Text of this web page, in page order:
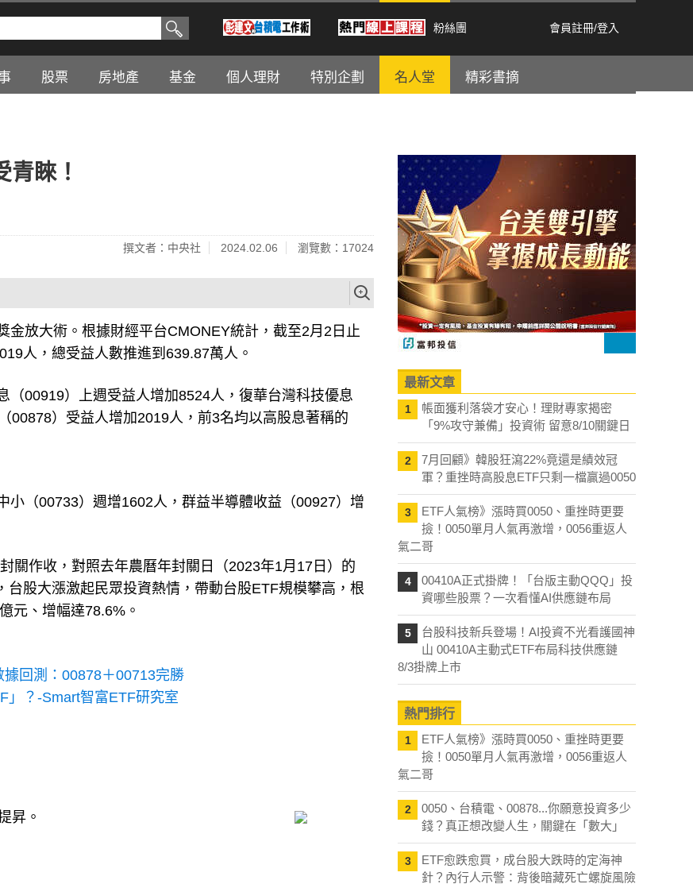
粉絲團 會員註冊/登入
股票 房地產 基金 個人理財 特別企劃 名人堂 精彩書摘
睞！
撰文者：中央社 2024.02.06 瀏覽數：17024
放大術。根據財經平台CMONEY統計，截至2月2日止
人，總受益人數推進到639.87萬人。
00919）上週受益人增加8524人，復華台灣科技優息
00878）受益人增加2019人，前3名均以高股息著稱的
（00733）週增1602人，群益半導體收益（00927）增
關作收，對照去年農曆年封關日（2023年1月17日）的
股大漲激起民眾投資熱情，帶動台股ETF規模攀高，根
元、增幅達78.6%。
回測：00878＋00713完勝
」？-Smart智富ETF研究室
昇。
最新文章
1
帳面獲利落袋才安心！理財專家揭密
「9%攻守兼備」投資術 留意8/10關鍵日
2
7月回顧》韓股狂瀉22%竟還是績效冠
軍？重挫時高股息ETF只剩一檔贏過0050
3
ETF人氣榜》漲時買0050、重挫時更要
撿！0050單月人氣再激增，0056重返人
氣二哥
4
00410A正式掛牌！「台版主動QQQ」投
資哪些股票？一次看懂AI供應鏈布局
5
台股科技新兵登場！AI投資不光看護國神
山 00410A主動式ETF布局科技供應鏈
8/3掛牌上市
熱門排行
1
ETF人氣榜》漲時買0050、重挫時更要
撿！0050單月人氣再激增，0056重返人
氣二哥
2
0050、台積電、00878...你願意投資多少
錢？真正想改變人生，關鍵在「數大」
3
ETF愈跌愈買，成台股大跌時的定海神
針？內行人示警：背後暗藏死亡螺旋風險